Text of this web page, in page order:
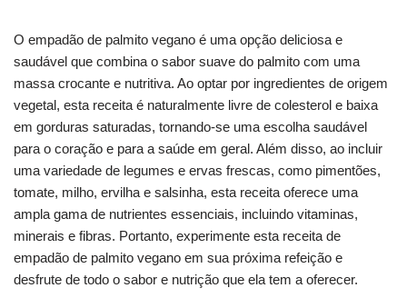
O empadão de palmito vegano é uma opção deliciosa e
saudável que combina o sabor suave do palmito com uma
massa crocante e nutritiva. Ao optar por ingredientes de origem
vegetal, esta receita é naturalmente livre de colesterol e baixa
em gorduras saturadas, tornando-se uma escolha saudável
para o coração e para a saúde em geral. Além disso, ao incluir
uma variedade de legumes e ervas frescas, como pimentões,
tomate, milho, ervilha e salsinha, esta receita oferece uma
ampla gama de nutrientes essenciais, incluindo vitaminas,
minerais e fibras. Portanto, experimente esta receita de
empadão de palmito vegano em sua próxima refeição e
desfrute de todo o sabor e nutrição que ela tem a oferecer.